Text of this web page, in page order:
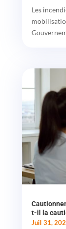
Les
t-il la
Juil 31,